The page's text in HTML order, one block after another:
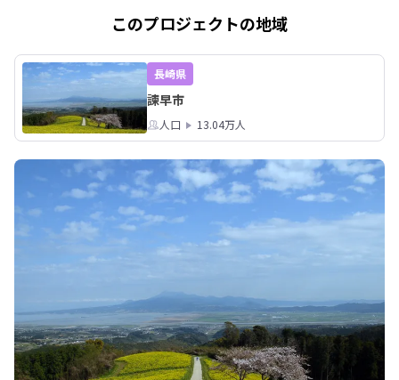
オンラインだからこそ、お気軽にご参
加いただければと思います！
このプロジェクトの地域
長崎県
諫早市
人口 13.04万人